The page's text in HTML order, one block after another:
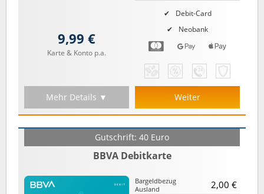
Debit-Card
Neobank
9,99 €
Karte & Konto p.a.
Mehr Details ▼ Weiter
BBVA Debitkarte
Gutschrift: 40 Euro
Bargeld­bezug
Ausland
2,00 €